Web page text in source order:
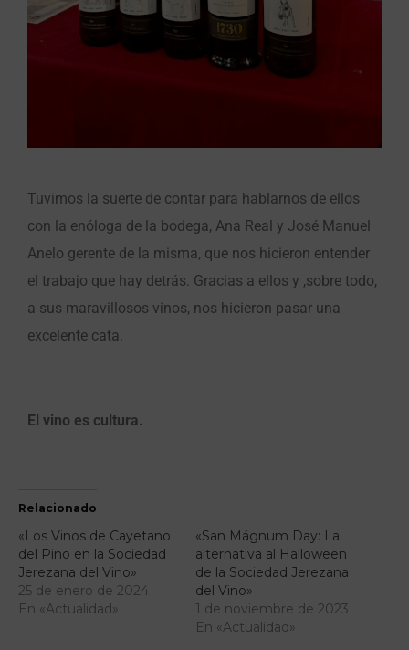
Tuvimos la suerte de contar para hablarnos de ellos
con la enóloga de la bodega, Ana Real y José Manuel
Anelo gerente de la misma, que nos hicieron entender
el trabajo que hay detrás. Gracias a ellos y ,sobre todo,
a sus maravillosos vinos, nos hicieron pasar una
excelente cata.
El vino es cultura.
Relacionado
«Los Vinos de Cayetano
del Pino en la Sociedad
Jerezana del Vino»
25 de enero de 2024
En «Actualidad»
«San Mágnum Day: La
alternativa al Halloween
de la Sociedad Jerezana
del Vino»
1 de noviembre de 2023
En «Actualidad»